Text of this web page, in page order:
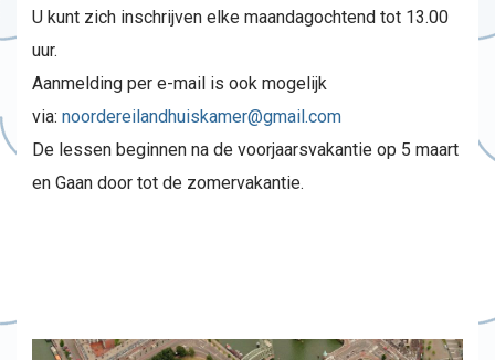
U kunt zich inschrijven elke maandagochtend tot 13.00
uur.
Aanmelding per e-mail is ook mogelijk
via: noordereilandhuiskamer@gmail.com
De lessen beginnen na de voorjaarsvakantie op 5 maart
en Gaan door tot de zomervakantie.